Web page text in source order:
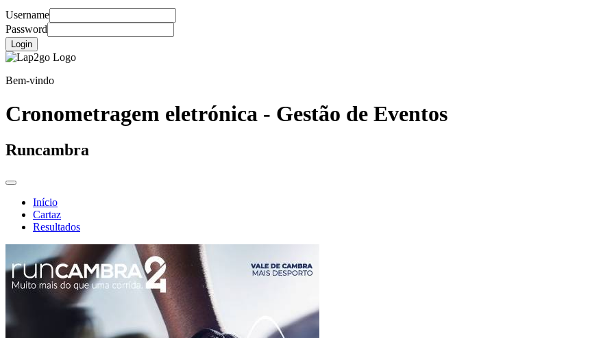
Username
Password
Login
Bem-vindo
Cronometragem eletrónica - Gestão de Eventos
Runcambra
Início
Cartaz
Resultados